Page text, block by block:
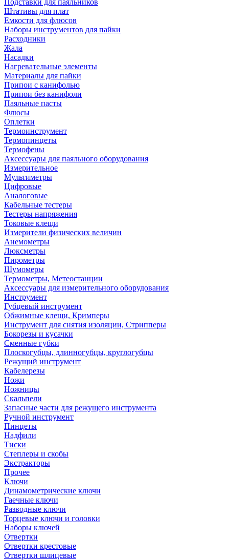
Подставки для паяльников
Штативы для плат
Емкости для флюсов
Наборы инструментов для пайки
Расходники
Жала
Насадки
Нагревательные элементы
Материалы для пайки
Припои с канифолью
Припои без канифоли
Паяльные пасты
Флюсы
Оплетки
Термоинструмент
Термопинцеты
Термофены
Аксессуары для паяльного оборудования
Измерительное
Мультиметры
Цифровые
Аналоговые
Кабельные тестеры
Тестеры напряжения
Токовые клещи
Измерители физических величин
Анемометры
Люксметры
Пирометры
Шумомеры
Термометры, Метеостанции
Аксессуары для измерительного оборудования
Инструмент
Губцевый инструмент
Обжимные клещи, Кримперы
Инструмент для снятия изоляции, Стрипперы
Бокорезы и кусачки
Сменные губки
Плоскогубцы, длинногубцы, круглогубцы
Режущий инструмент
Кабелерезы
Ножи
Ножницы
Скальпели
Запасные части для режущего инструмента
Ручной инструмент
Пинцеты
Надфили
Тиски
Степлеры и скобы
Экстракторы
Прочее
Ключи
Динамометрические ключи
Гаечные ключи
Разводные ключи
Торцевые ключи и головки
Наборы ключей
Отвертки
Отвертки крестовые
Отвертки шлицевые